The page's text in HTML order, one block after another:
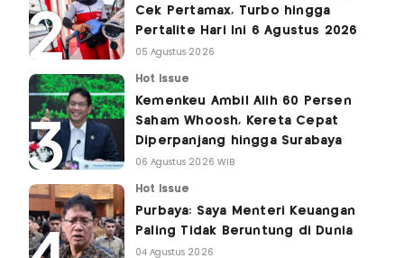
Cek Pertamax, Turbo hingga
Pertalite Hari Ini 6 Agustus 2026
05 Agustus 2026
Hot Issue
Kemenkeu Ambil Alih 60 Persen
Saham Whoosh, Kereta Cepat
Diperpanjang hingga Surabaya
06 Agustus 2026 WIB
Hot Issue
Purbaya: Saya Menteri Keuangan
Paling Tidak Beruntung di Dunia
04 Agustus 2026